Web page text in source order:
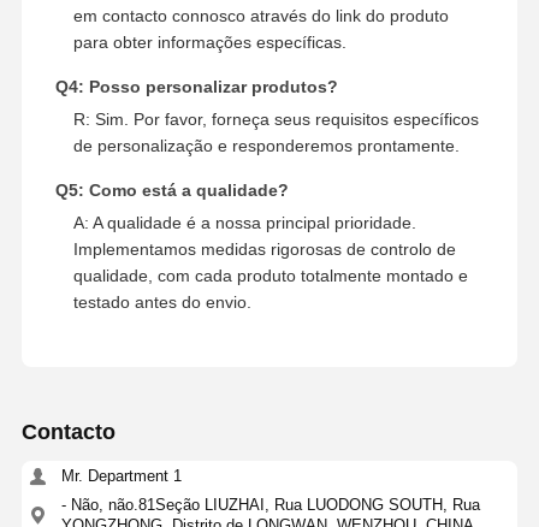
em contacto connosco através do link do produto
para obter informações específicas.
Q4: Posso personalizar produtos?
R: Sim. Por favor, forneça seus requisitos específicos
de personalização e responderemos prontamente.
Q5: Como está a qualidade?
A: A qualidade é a nossa principal prioridade.
Implementamos medidas rigorosas de controlo de
qualidade, com cada produto totalmente montado e
testado antes do envio.
Contacto
Mr. Department 1
- Não, não.81Seção LIUZHAI, Rua LUODONG SOUTH, Rua